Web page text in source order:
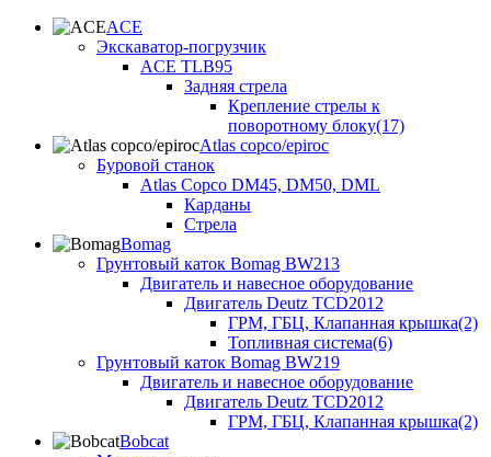
ACE
Экскаватор-погрузчик
ACE TLB95
Задняя стрела
Крепление стрелы к
поворотному блоку(17)
Atlas copco/epiroc
Буровой станок
Atlas Copco DM45, DM50, DML
Карданы
Стрела
Bomag
Грунтовый каток Bomag BW213
Двигатель и навесное оборудование
Двигатель Deutz TCD2012
ГРМ, ГБЦ, Клапанная крышка(2)
Топливная система(6)
Грунтовый каток Bomag BW219
Двигатель и навесное оборудование
Двигатель Deutz TCD2012
ГРМ, ГБЦ, Клапанная крышка(2)
Bobcat